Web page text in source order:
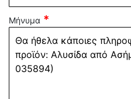
Μήνυμα